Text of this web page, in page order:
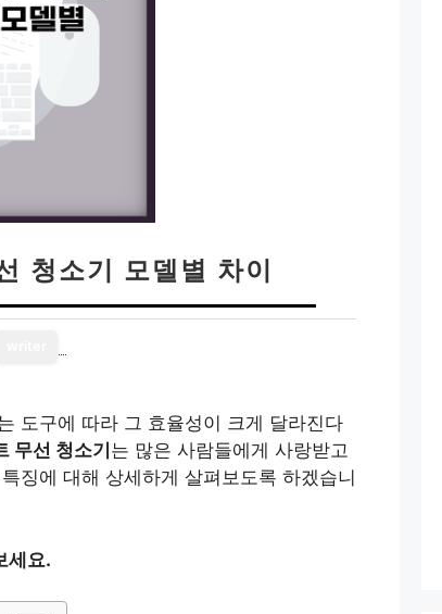
청소기 모델별 차이
도구에 따라 그 효율성이 크게 달라진다
무선 청소기 는 많은 사람들에게 사랑받고
징에 대해 상세하게 살펴보도록 하겠습니
세요.